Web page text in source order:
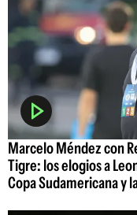
Marcelo Méndez con
Tigre: los elogios a
Copa Sudamericana y